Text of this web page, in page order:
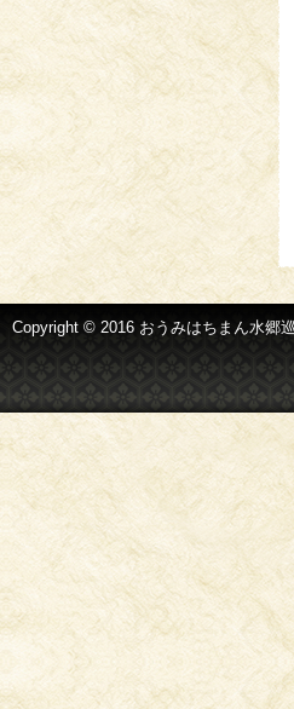
Copyright © 2016 おうみはちまん水郷